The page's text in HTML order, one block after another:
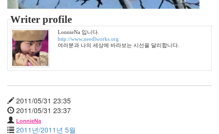
Writer profile
LonnieNa 입니다.
http://www.needlworks.org
여러분과 나의 세상에 바라보는 시선을 달리합니다.
2011/05/31 23:35
2011/05/31 23:37
LonnieNa
2011년/2011년 5월
라
마
은
코
타
닝